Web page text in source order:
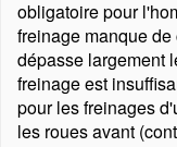
obligatoire pour
freinage manque
dépasse largement
freinage est
pour les freinages
les roues avant